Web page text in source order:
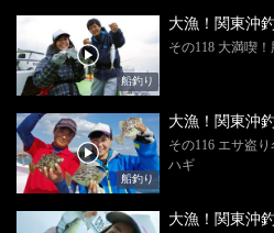
船釣り
大漁！関東沖
その118 大満喫
船釣り
大漁！関東沖
その116 エサ盗
ハギ
大漁！関東沖